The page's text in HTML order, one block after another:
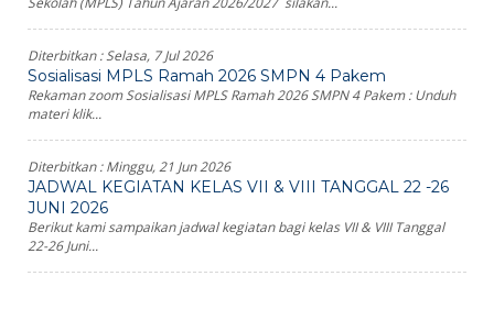
Diterbitkan :Selasa, 7 Jul 2026
Sosialisasi MPLS Ramah 2026 SMPN 4 Pakem
Rekaman zoom Sosialisasi MPLS Ramah 2026 SMPN 4 Pakem : Unduh
materi klik...
Diterbitkan :Minggu, 21 Jun 2026
JADWAL KEGIATAN KELAS VII & VIII TANGGAL 22 -26
JUNI 2026
Berikut kami sampaikan jadwal kegiatan bagi kelas VII & VIII Tanggal
22-26 Juni...